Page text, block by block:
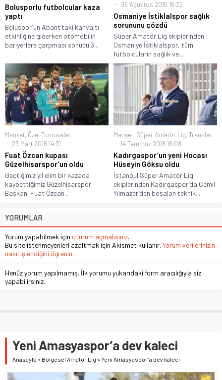
Bolusporlu futbolcular kaza
yaptı
Boluspor’un Abant’taki kahvaltı
etkinliğine giderken otomobilin
bariyerlere çarpması sonucu 3...
06 Ağustos 2015 16:22
Osmaniye İstiklalspor sağlık
sorununu çözdü
Süper Amatör Lig ekiplerinden
Osmaniye İstiklalspor, tüm
futbolcuların sağlık ve...
Manşet, Özel Turnuvalar
23 Mart 2016 14:31
Fuat Özcan kupası
Güzelhisarspor’un oldu
Geçtiğimiz yıl elim bir kazada
kaybettiğimiz Güzelhisarspor
Başkanı Fuat Özcan...
Manşet, Süper Amatör Lig, Transfer
14 Temmuz 2018 16:08
Kadırgaspor’un yeni Hocası
Hüseyin Göksu oldu
İstanbul Süper Amatör Lig
ekiplerinden Kadırgaspor’da Cemil
Yılmazer’den boşalan teknik...
YORUMLAR
Yorum yapabilmek için oturum açmalısınız.
Bu site istenmeyenleri azaltmak için Akismet kullanır. Yorum verilerinizin
nasıl işlendiğini öğrenin.
Henüz yorum yapılmamış. İlk yorumu yukarıdaki form aracılığıyla siz
yapabilirsiniz.
Yeni Amasyaspor’a dev kaleci
Anasayfa » Bölgesel Amatör Lig »Yeni Amasyaspor’a dev kaleci